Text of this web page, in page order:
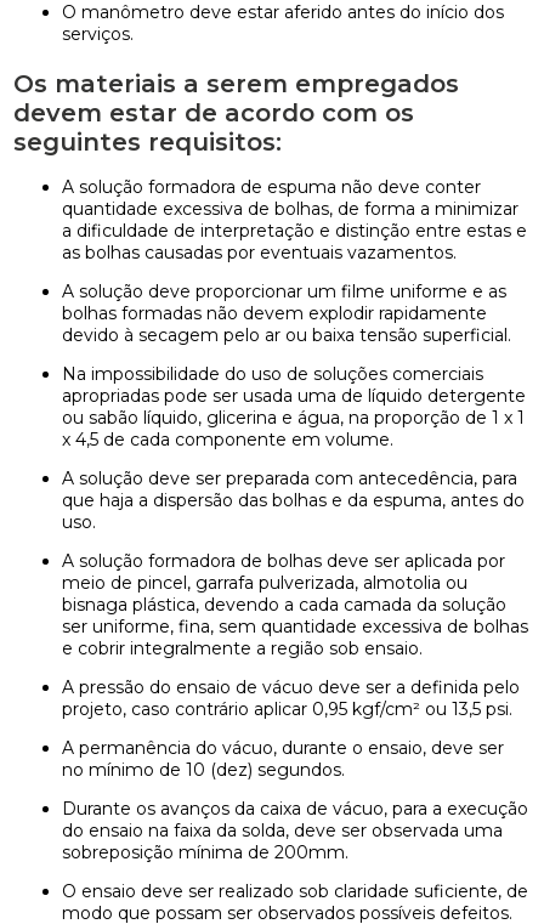
O manômetro deve estar aferido antes do início dos
serviços.
Os materiais a serem empregados
devem estar de acordo com os
seguintes requisitos:
A solução formadora de espuma não deve conter
quantidade excessiva de bolhas, de forma a minimizar
a dificuldade de interpretação e distinção entre estas e
as bolhas causadas por eventuais vazamentos.
A solução deve proporcionar um filme uniforme e as
bolhas formadas não devem explodir rapidamente
devido à secagem pelo ar ou baixa tensão superficial.
Na impossibilidade do uso de soluções comerciais
apropriadas pode ser usada uma de líquido detergente
ou sabão líquido, glicerina e água, na proporção de 1 x 1
x 4,5 de cada componente em volume.
A solução deve ser preparada com antecedência, para
que haja a dispersão das bolhas e da espuma, antes do
uso.
A solução formadora de bolhas deve ser aplicada por
meio de pincel, garrafa pulverizada, almotolia ou
bisnaga plástica, devendo a cada camada da solução
ser uniforme, fina, sem quantidade excessiva de bolhas
e cobrir integralmente a região sob ensaio.
A pressão do ensaio de vácuo deve ser a definida pelo
projeto, caso contrário aplicar 0,95 kgf/cm² ou 13,5 psi.
A permanência do vácuo, durante o ensaio, deve ser
no mínimo de 10 (dez) segundos.
Durante os avanços da caixa de vácuo, para a execução
do ensaio na faixa da solda, deve ser observada uma
sobreposição mínima de 200mm.
O ensaio deve ser realizado sob claridade suficiente, de
modo que possam ser observados possíveis defeitos.